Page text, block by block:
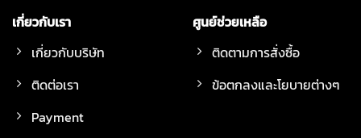
เกี่ยวกับเรา
เกี่ยวกับบริษัท
ติดต่อเรา
Payment
ศูนย์ช่วยเหลือ
ติดตามการสั่งซื้อ
ข้อตกลงและโยบายต่างๆ